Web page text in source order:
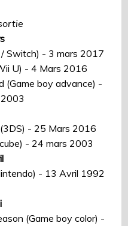
Switch) - 3 mars 2017
U) - 4 Mars 2016
(Game boy advance) -
- 25 Mars 2016
- 24 mars 2003
- 13 Avril 1992
(Game boy color) -